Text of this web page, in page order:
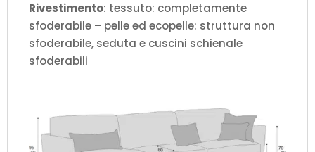
Rivestimento: tessuto: completamente
sfoderabile – pelle ed ecopelle: struttura non
sfoderabile, seduta e cuscini schienale
sfoderabili